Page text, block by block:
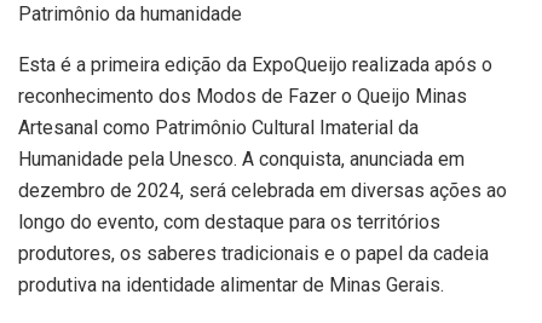
Patrimônio da humanidade
Esta é a primeira edição da ExpoQueijo realizada após o
reconhecimento dos Modos de Fazer o Queijo Minas
Artesanal como Patrimônio Cultural Imaterial da
Humanidade pela Unesco. A conquista, anunciada em
dezembro de 2024, será celebrada em diversas ações ao
longo do evento, com destaque para os territórios
produtores, os saberes tradicionais e o papel da cadeia
produtiva na identidade alimentar de Minas Gerais.